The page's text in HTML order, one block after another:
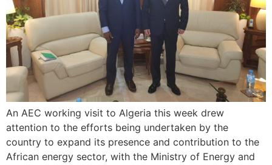
An AEC working visit to Algeria this week drew
attention to the efforts being undertaken by the
country to expand its presence and contribution to the
African energy sector, with the Ministry of Energy and